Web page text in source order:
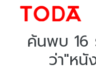
ค้นพบ 16
ว่า"หนั